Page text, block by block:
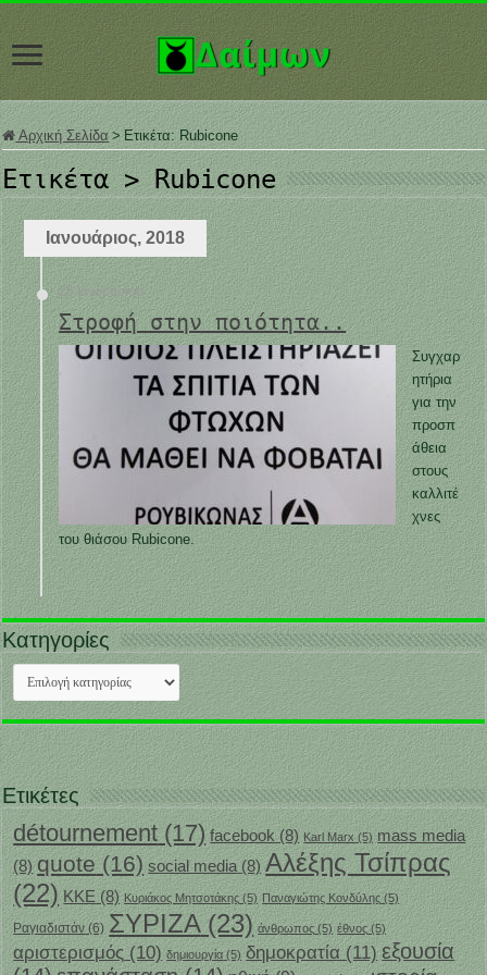
Αρχική Σελίδα > Ετικέτα: Rubicone
Ετικέτα > Rubicone
Ιανουάριος, 2018
25 Ιανουαρίου
Στροφή στην ποιότητα..
Συγχαρ
ητήρια
για την
προσπ
άθεια
στους
καλλιτέ
χνες
του θιάσου Rubicone.
Κατηγορίες
Κατηγορίες
Ετικέτες
détournement(17) facebook(8) Karl Marx (5) mass media
(8) quote(16) social media (8) Αλέξης Τσίπρας
(22) ΚΚΕ(8) Κυριάκος Μητσοτάκης (5) Παναγιώτης Κονδύλης (5)
Ραγιαδιστάν (6) ΣΥΡΙΖΑ(23) άνθρωπος(5) έθνος (5)
αριστερισμός(10) δημιουργία(5) δημοκρατία(11) εξουσία